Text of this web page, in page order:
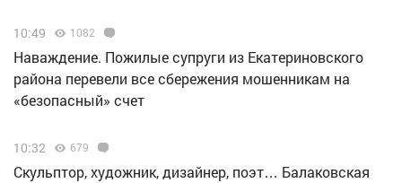
10:49 1082
Наваждение. Пожилые супруги из Екатериновского
района перевели все сбережения мошенникам на
«безопасный» счет
10:32 679
Скульптор, художник, дизайнер, поэт… Балаковская